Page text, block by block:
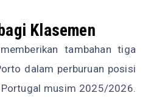
Klasemen
tambahan tiga
dalam perburuan posisi
musim 2025/2026.